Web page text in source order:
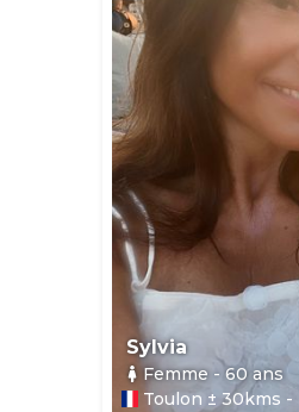
Sylvia
Femme - 60ans
Toulon ± 30kms -